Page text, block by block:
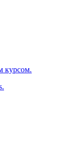
курсом.